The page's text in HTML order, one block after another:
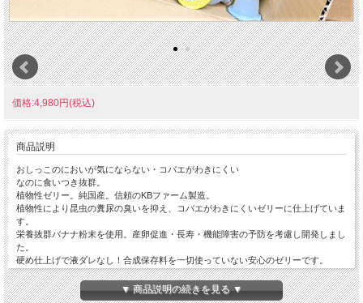
価格:4,980円(税込)
商品説明
おしっこのにおいが気にならない・コバエがわきにくい
なのに食いつき抜群。
植物性ゼリー。純国産。信頼のKBファーム製造。
植物性により昆虫の糞尿の臭いを抑え、コバエがわきにくいゼリーに仕上げていま
す。
栄養抜群バナナ粉末を使用。産卵促進・長寿・機能障害の予防を考慮し開発しまし
た。
硬め仕上げで液ダレなし！合成保存料を一切使っていない安心のゼリーです。
BIG HORNが自信をもって言える傑作ゼリーです。
コバエもダニもさよならしたい方にもおすすめです。
▼ 商品説明の続きを見る ▼